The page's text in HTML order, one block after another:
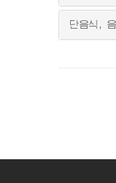
단음식,